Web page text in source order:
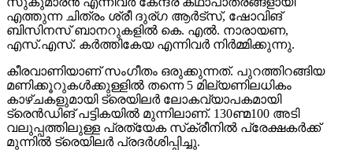
എത്തുന്ന ചിത്രം ശ്രീ ദുര്ഗ ആര്‍ട്‌സ്, ഷോവിങ്
ബിസിനസ് ബാനറുകളില്‍ കെ. എല്‍. നാരായണ,
എസ്.എസ്. കര്‍ത്തികേയ എന്നിവര്‍ നിര്‍മ്മിക്കുന്നു.
കീരവാണിയാണ് സംഗീതം ഒരുക്കുന്നത്. പുറത്തിറങ്ങിയ
മണിക്കൂറുകള്‍ക്കുള്ളില്‍ തന്നെ 5 മില്യണിലധികം
കാഴ്ചകളുമായി ട്രെയിലര്‍ ലോകവ്യാപകമായി
ട്രെന്‍ഡിങ് പട്ടികയില്‍ മുന്നിലാണ്. 130ണ്മ100 അടി
വലുപ്പത്തിലുള്ള പ്രത്യേക സ്‌ക്രീനില്‍ പ്രേക്ഷകര്‍ക്ക്
മുന്നില്‍ ട്രെയിലര്‍ പ്രദര്‍ശിപ്പിച്ചു.